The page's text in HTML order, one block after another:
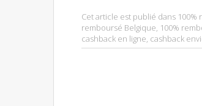
Cet article est publié dans 100%
remboursé Belgique, 100%
cashback en ligne, cashback